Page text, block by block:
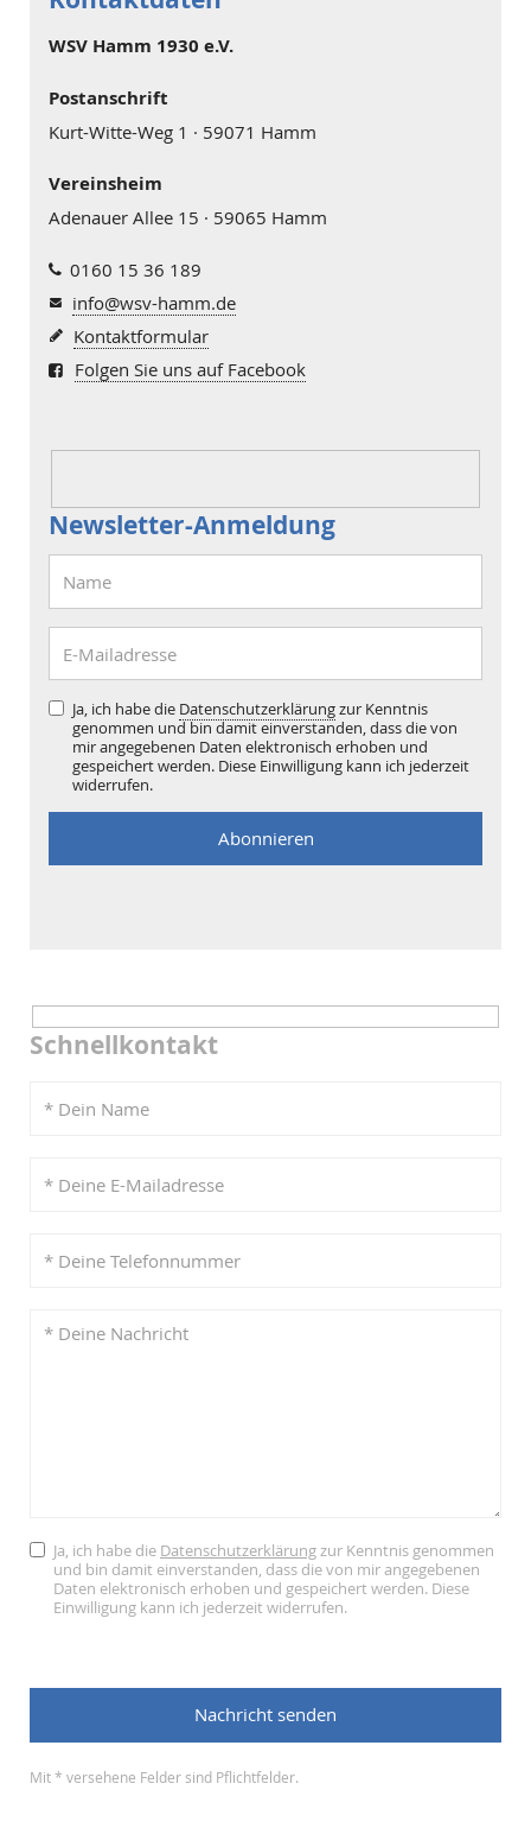
WSV Hamm 1930 e.V.
Postanschrift
Kurt-Witte-Weg 1 · 59071 Hamm
Vereinsheim
Adenauer Allee 15 · 59065 Hamm
0160 15 36 189
info@wsv-hamm.de
Kontaktformular
Folgen Sie uns auf Facebook
Newsletter-Anmeldung
Ja, ich habe die Datenschutzerklärungzur Kenntnis
genommen und bin damit einverstanden, dass die von
mir angegebenen Daten elektronisch erhoben und
gespeichert werden. Diese Einwilligung kann ich jederzeit
widerrufen.
Schnellkontakt
Ja, ich habe die Datenschutzerklärungzur Kenntnis genommen
und bin damit einverstanden, dass die von mir angegebenen
Daten elektronisch erhoben und gespeichert werden. Diese
Einwilligung kann ich jederzeit widerrufen.
Mit * versehene Felder sind Pflichtfelder.